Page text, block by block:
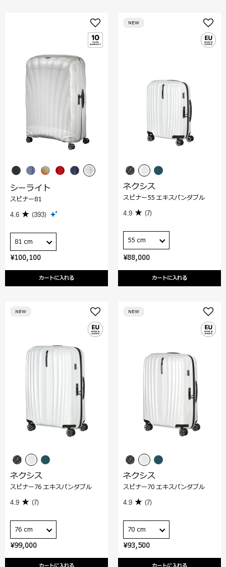
¥100,100
カートに入れる
シーライト
スピナー81
4.6 (393)
81 cm
¥88,000
カートに入れる
NEW
ネクシス
スピナー55 エキスパンダブル
4.9 (7)
55 cm
¥99,000
NEW
ネクシス
スピナー76 エキスパンダブル
4.9 (7)
76 cm
¥93,500
NEW
ネクシス
スピナー70 エキスパンダブル
4.9 (7)
70 cm